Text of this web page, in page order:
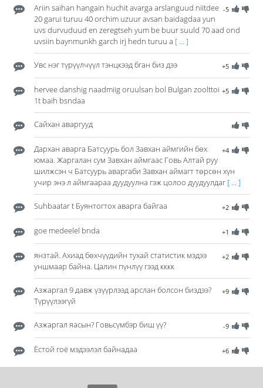
-5
Ariin saihan hangain huchit avarga arslanguud niitdee
20 garui turuu 40 orchim uzuur avsan baidagdaa yun
uvs durvuduud en zeregtseh yum be buur suuld 70 aad ond
uvsiin baynmunkh garch irj hedn turuu a [ ... ]
+5
Увс нэг түрүүлчүүл тэнцкээд бган биз дээ
+5
hervee danshig naadmiig oruulsan bol Bulgan zoolttoi
1t baih bsndaa
Сайхан аваргууд
+4
Дархан аварга Батсуурь бол Завхан аймгийн бөх
юмаа. Жаргалан сум Завхан аймгаас Говь Алтай руу
шилжсэн ч Батсуурь аваргаби Завхан аймагт төрсөн хүн
учир энэ л аймгаараа дуудуулна гэж цолоо дуудуулдаг[ ... ]
+2
Suhbaatar t Буянтогтох аварга байгаа
+1
goe medeelel bnda
+2
янзтай. Ахиад бөхчүүдийн тухай статистик мэдээ
уншмаар байна. Цалин пүнлүү гээд кккк
+9
Азжаргал 9 давж үзүүрлээд арслан болсон биздээ?
Түрүүлээгүй
-9
Азжаргал яасын? Говьсүмбэр биш үү?
+6
Ёстой гоё мэдээлэл байнадаа